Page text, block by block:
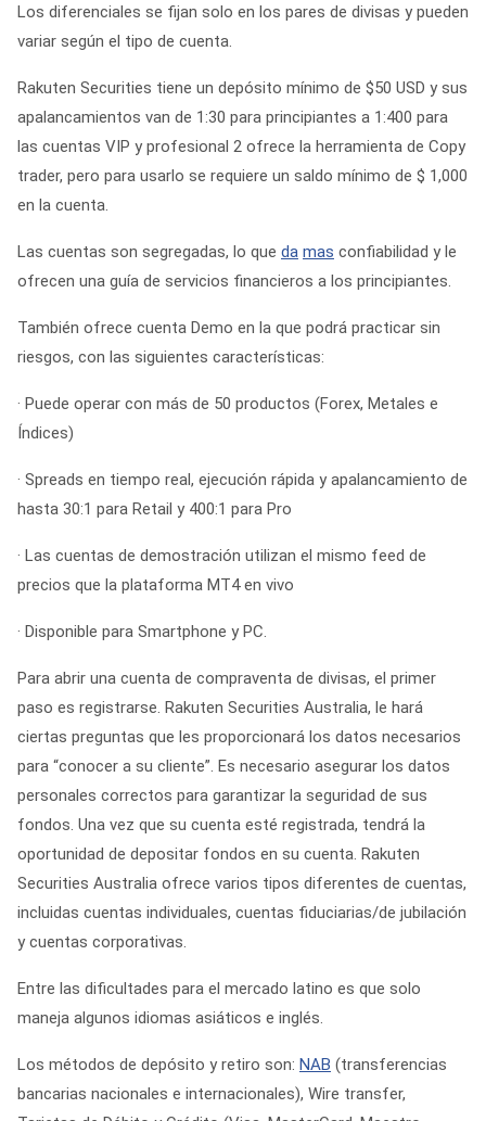
Los diferenciales se fijan solo en los pares de divisas y pueden
variar según el tipo de cuenta.
Rakuten Securities tiene un depósito mínimo de $50 USD y sus
apalancamientos van de 1:30 para principiantes a 1:400 para
las cuentas VIP y profesional 2 ofrece la herramienta de Copy
trader, pero para usarlo se requiere un saldo mínimo de $ 1,000
en la cuenta.
Las cuentas son segregadas, lo que da mas confiabilidad y le
ofrecen una guía de servicios financieros a los principiantes.
También ofrece cuenta Demo en la que podrá practicar sin
riesgos, con las siguientes características:
· Puede operar con más de 50 productos (Forex, Metales e
Índices)
· Spreads en tiempo real, ejecución rápida y apalancamiento de
hasta 30:1 para Retail y 400:1 para Pro
· Las cuentas de demostración utilizan el mismo feed de
precios que la plataforma MT4 en vivo
· Disponible para Smartphone y PC.
Para abrir una cuenta de compraventa de divisas, el primer
paso es registrarse. Rakuten Securities Australia, le hará
ciertas preguntas que les proporcionará los datos necesarios
para “conocer a su cliente”. Es necesario asegurar los datos
personales correctos para garantizar la seguridad de sus
fondos. Una vez que su cuenta esté registrada, tendrá la
oportunidad de depositar fondos en su cuenta. Rakuten
Securities Australia ofrece varios tipos diferentes de cuentas,
incluidas cuentas individuales, cuentas fiduciarias/de jubilación
y cuentas corporativas.
Entre las dificultades para el mercado latino es que solo
maneja algunos idiomas asiáticos e inglés.
Los métodos de depósito y retiro son: NAB (transferencias
bancarias nacionales e internacionales), Wire transfer,